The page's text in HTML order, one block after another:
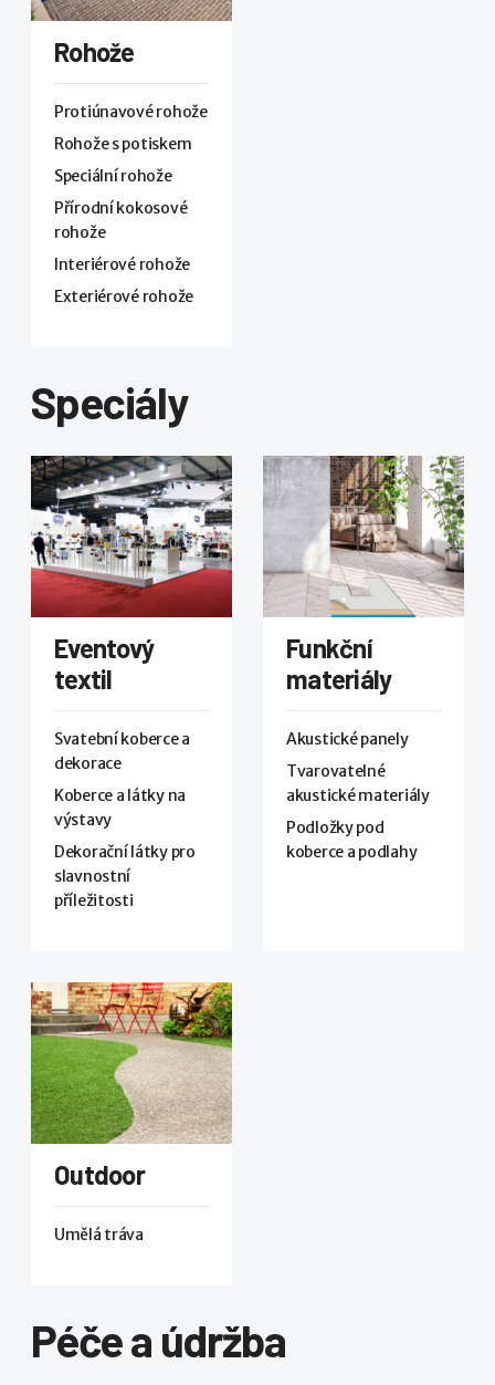
Rohože
Protiúnavové rohože
Rohože s potiskem
Speciální rohože
Přírodní kokosové
rohože
Interiérové rohože
Exteriérové rohože
Speciály
Eventový
textil
Svatební koberce a
dekorace
Koberce a látky na
výstavy
Dekorační látky pro
slavnostní
příležitosti
Funkční
materiály
Akustické panely
Tvarovatelné
akustické materiály
Podložky pod
koberce a podlahy
Outdoor
Umělá tráva
Péče a údržba